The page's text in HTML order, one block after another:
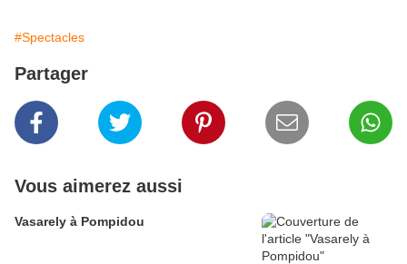
#Spectacles
Partager
Vous aimerez aussi
Vasarely à Pompidou